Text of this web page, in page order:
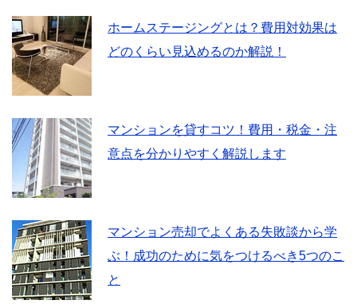
ホームステージングとは？費用対効果は
どのくらい見込めるのか解説！
マンションを貸すコツ！費用・税金・注
意点を分かりやすく解説します
マンション売却でよくある失敗談から学
ぶ！成功のために気をつけるべき5つのこ
と